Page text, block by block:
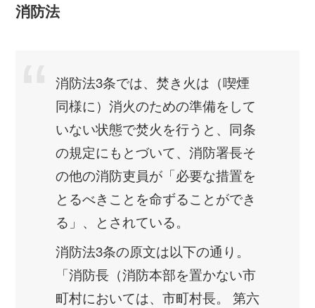
消防法
消防法3条では、焚き火は（喫煙
同様に）消火のための準備をして
いない状態で焚火を行うと、同条
の規定にもとづいて、消防署長そ
の他の消防吏員が「必要な措置を
とるべきことを命ずることができ
る」、とされている。
消防法3条の原文は以下の通り。
「消防長（消防本部を置かない市
町村においては、市町村長。 第六